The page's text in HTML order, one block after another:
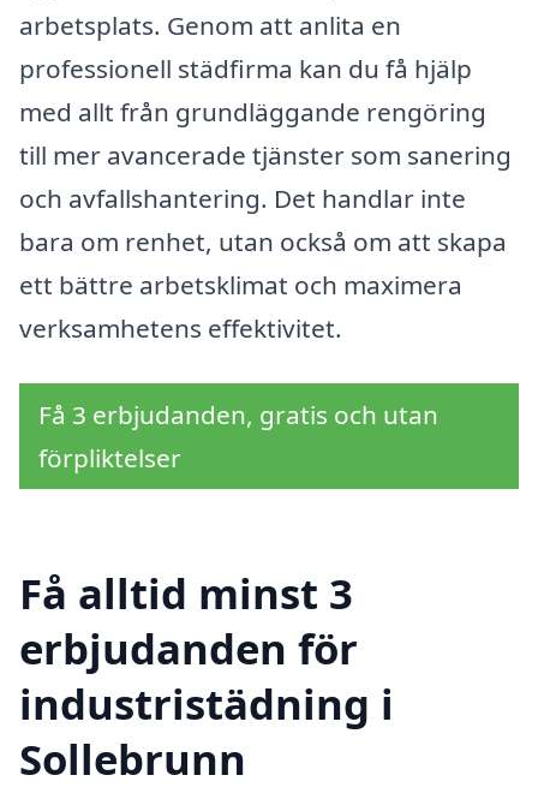
arbetsplats. Genom att anlita en
professionell städfirma kan du få hjälp
med allt från grundläggande rengöring
till mer avancerade tjänster som sanering
och avfallshantering. Det handlar inte
bara om renhet, utan också om att skapa
ett bättre arbetsklimat och maximera
verksamhetens effektivitet.
Få 3 erbjudanden, gratis och utan
förpliktelser
Få alltid minst 3
erbjudanden för
industristädning i
Sollebrunn